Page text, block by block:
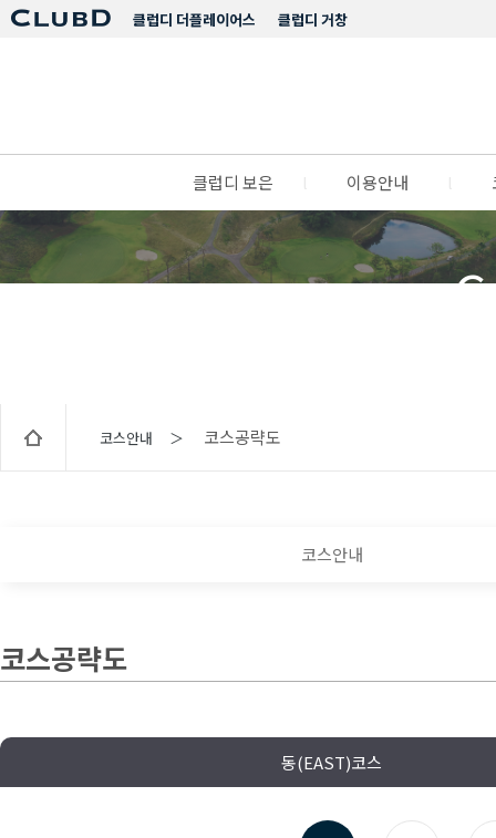
클럽디 거창
클럽디 더플레이어스
클럽디 보은 이용안내
코스안내 ＞ 코스공략도
코스안내
코스공략도
동(EAST)코스